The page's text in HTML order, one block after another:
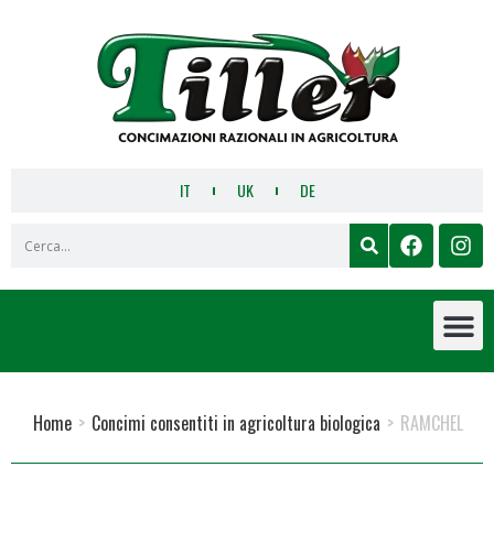
IT UK DE
Home > Concimi consentiti in agricoltura biologica > RAMCHEL